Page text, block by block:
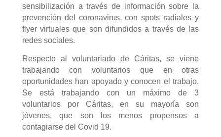
sensibilización a través de información sobre la
prevención del coronavirus, con spots radiales y
flyer virtuales que son difundidos a través de las
redes sociales.
Respecto al voluntariado de Cáritas, se viene
trabajando con voluntarios que en otras
oportunidades han apoyado y conocen el trabajo.
Se está trabajando con un máximo de 3
voluntarios por Cáritas, en su mayoría son
jóvenes, que son los menos propensos a
contagiarse del Covid 19.